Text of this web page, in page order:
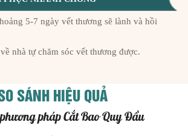
5-7 ngày vết thương sẽ lành và hồi
nhà tự chăm sóc vết thương được.
SÁNH HIỆU QUẢ
pháp Cắt Bao Quy Đầu